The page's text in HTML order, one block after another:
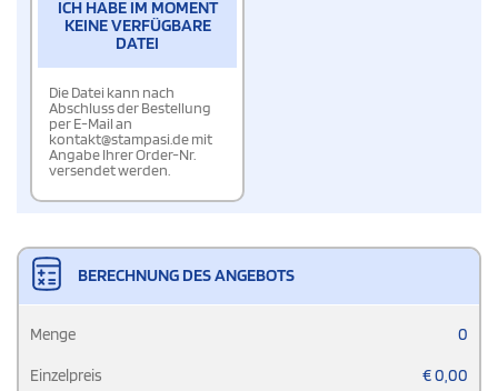
ICH HABE IM MOMENT
KEINE VERFÜGBARE
DATEI
Die Datei kann nach
Abschluss der Bestellung
per E-Mail an
kontakt@stampasi.de mit
Angabe Ihrer Order-Nr.
versendet werden.
BERECHNUNG DES ANGEBOTS
Menge 0
Einzelpreis €0,00